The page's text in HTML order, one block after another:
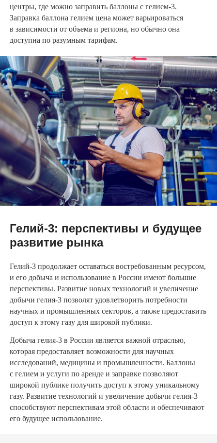
центры, где можно заправить баллоны с гелием-3.
Заправка баллона гелием цена может варьироваться
в зависимости от объема и региона, но обычно она
доступна по разумным тарифам.
Гелий-3: перспективы и будущее
развитие рынка
Гелий-3 продолжает оставаться востребованным ресурсом,
и его добыча и использование в России имеют большие
перспективы. Развитие новых технологий и увеличение
добычи гелия-3 позволят удовлетворить потребности
научных и промышленных секторов, а также предоставить
доступ к этому газу для широкой публики.
Добыча гелия-3 в России является важной отраслью,
которая предоставляет возможности для научных
исследований, медицины и промышленности. Баллоны
с гелием и услуги по аренде и заправке позволяют
широкой публике получить доступ к этому уникальному
газу. Развитие технологий и увеличение добычи гелия-3
способствуют перспективам этой области и обеспечивают
его будущее использование.